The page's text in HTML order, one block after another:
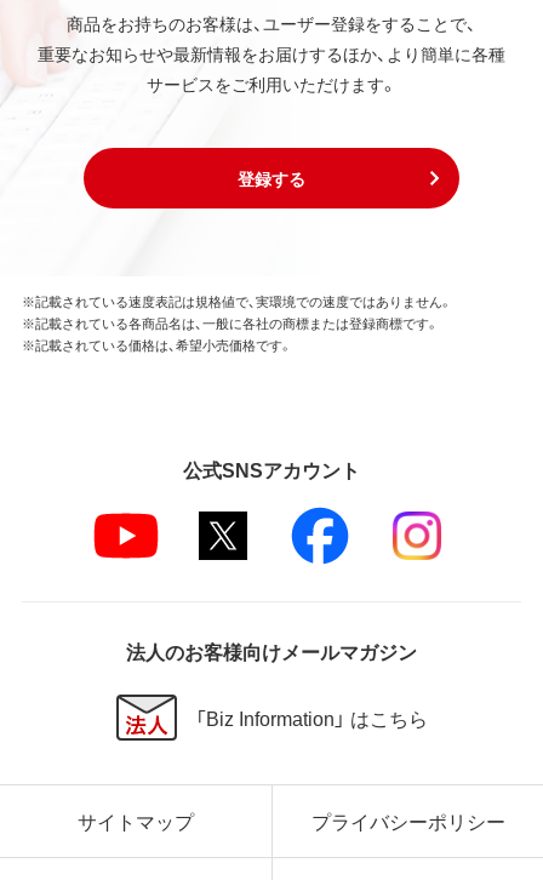
第3条 使用制限
本ソフトウェアの用途は、購入商品またはその添付ソ
フトウェアとともに使用することのみとします。
り、逆アセンブル、逆コンパイル、リバースエンジニア
リング、その他の修正を本ソフトウェアに加えること
はできません。
第4条 保証
弊社は、データの消失、業務の中断、逸失利益、精神的
損害等を含め、本ソフトウェアの使用または使用不能
に起因する直接的、間接的、特別、偶発的、結果的、そ
の他いかなる損害にも、一切の責任を負いません。
本契約の締結により、お客様は下記事項に同意するも
のとします。
る可能性があることを認識の上、本ソフトウェアを輸
出または再輸出する場合は、上記の輸出管理関連法規
商品をお持ちのお客様は、ユーザー登録をすることで、
重要なお知らせや最新情報をお届けするほか、より簡単に各種
サービスをご利用いただけます。
登録する
※記載されている速度表記は規格値で、実環境での速度ではありません。
※記載されている各商品名は、一般に各社の商標または登録商標です。
※記載されている価格は、希望小売価格です。
公式SNSアカウント
法人のお客様向けメールマガジン
「Biz Information」 はこちら
サイトマップ プライバシーポリシー